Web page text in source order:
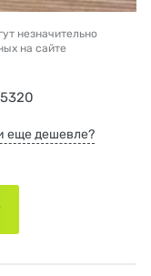
незначительно
на сайте
еще дешевле?